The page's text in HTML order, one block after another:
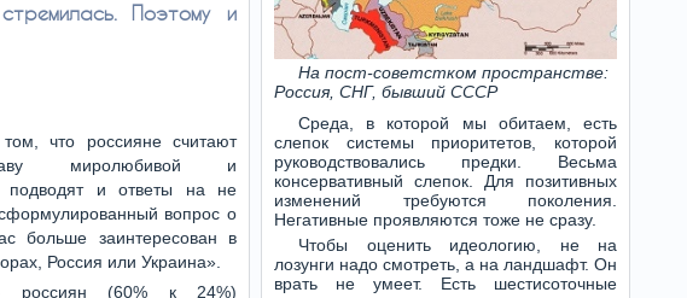
Поэтому и
что россияне считают
миролюбивой и
подводят и ответы на не
вопрос о
больше заинтересован в
Россия или Украина».
россиян (60% к 24%)
На пост-советстком пространстве:
Россия, СНГ, бывший СССР
Среда, в которой мы обитаем, есть
слепок системы приоритетов, которой
руководствовались предки. Весьма
консервативный слепок. Для позитивных
изменений требуются поколения.
Негативные проявляются тоже не сразу.
Чтобы оценить идеологию, не на
лозунги надо смотреть, а на ландшафт. Он
врать не умеет. Есть шестисоточные